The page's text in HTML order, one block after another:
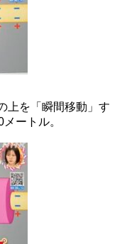
上を「瞬間移動」す
ートル。